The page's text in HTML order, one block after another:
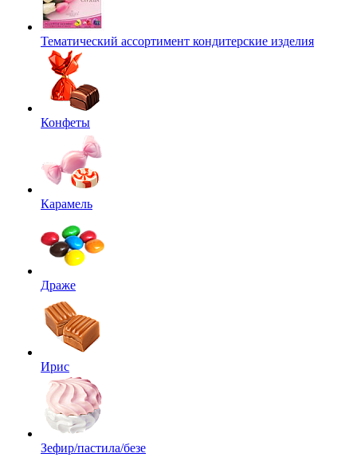
Тематический ассортимент кондитерские изделия
Конфеты
Карамель
Драже
Ирис
Зефир/пастила/безе